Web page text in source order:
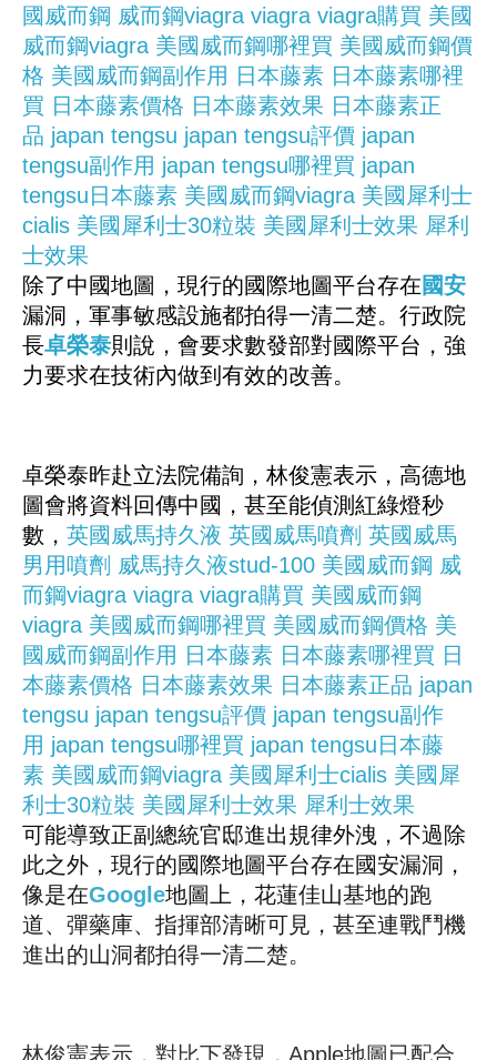
國威而鋼 威而鋼viagra viagra viagra購買 美國
威而鋼viagra 美國威而鋼哪裡買 美國威而鋼價
格 美國威而鋼副作用 日本藤素 日本藤素哪裡
買 日本藤素價格 日本藤素效果 日本藤素正
品 japan tengsu japan tengsu評價 japan
tengsu副作用 japan tengsu哪裡買 japan
tengsu日本藤素 美國威而鋼viagra 美國犀利士
cialis 美國犀利士30粒裝 美國犀利士效果 犀利
士效果
除了中國地圖，現行的國際地圖平台存在國安
漏洞，軍事敏感設施都拍得一清二楚。行政院
長卓榮泰則說，會要求數發部對國際平台，強
力要求在技術內做到有效的改善。
卓榮泰昨赴立法院備詢，林俊憲表示，高德地
圖會將資料回傳中國，甚至能偵測紅綠燈秒
數， 英國威馬持久液 英國威馬噴劑 英國威馬
男用噴劑 威馬持久液stud-100 美國威而鋼 威
而鋼viagra viagra viagra購買 美國威而鋼
viagra 美國威而鋼哪裡買 美國威而鋼價格 美
國威而鋼副作用 日本藤素 日本藤素哪裡買 日
本藤素價格 日本藤素效果 日本藤素正品 japan
tengsu japan tengsu評價 japan tengsu副作
用 japan tengsu哪裡買 japan tengsu日本藤
素 美國威而鋼viagra 美國犀利士cialis 美國犀
利士30粒裝 美國犀利士效果 犀利士效果
可能導致正副總統官邸進出規律外洩，不過除
此之外，現行的國際地圖平台存在國安漏洞，
像是在Google地圖上，花蓮佳山基地的跑
道、彈藥庫、指揮部清晰可見，甚至連戰鬥機
進出的山洞都拍得一清二楚。
林俊憲表示，對比下發現，Apple地圖已配合